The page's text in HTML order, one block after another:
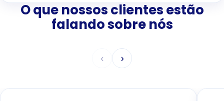
O que nossos clientes estão
falando sobre nós
‹ ›